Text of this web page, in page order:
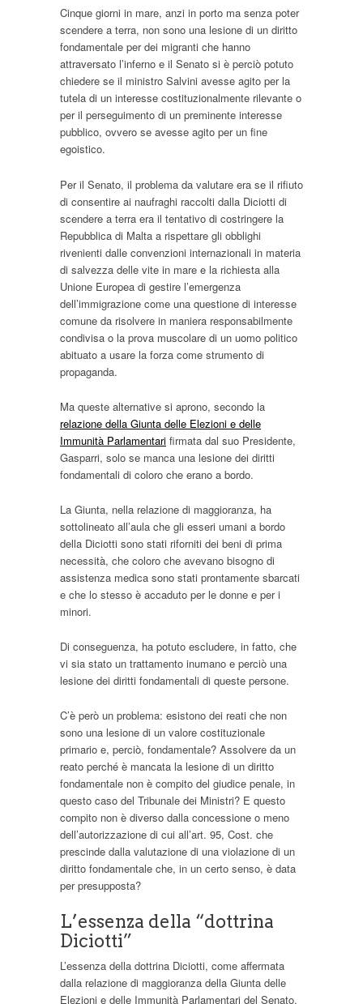
Cinque giorni in mare, anzi in porto ma senza poter
scendere a terra, non sono una lesione di un diritto
fondamentale per dei migranti che hanno
attraversato l’inferno e il Senato si è perciò potuto
chiedere se il ministro Salvini avesse agito per la
tutela di un interesse costituzionalmente rilevante o
per il perseguimento di un preminente interesse
pubblico, ovvero se avesse agito per un fine
egoistico.
Per il Senato, il problema da valutare era se il rifiuto
di consentire ai naufraghi raccolti dalla Diciotti di
scendere a terra era il tentativo di costringere la
Repubblica di Malta a rispettare gli obblighi
rivenienti dalle convenzioni internazionali in materia
di salvezza delle vite in mare e la richiesta alla
Unione Europea di gestire l’emergenza
dell’immigrazione come una questione di interesse
comune da risolvere in maniera responsabilmente
condivisa o la prova muscolare di un uomo politico
abituato a usare la forza come strumento di
propaganda.
Ma queste alternative si aprono, secondo la
relazione della Giunta delle Elezioni e delle
Immunità Parlamentari firmata dal suo Presidente,
Gasparri, solo se manca una lesione dei diritti
fondamentali di coloro che erano a bordo.
La Giunta, nella relazione di maggioranza, ha
sottolineato all’aula che gli esseri umani a bordo
della Diciotti sono stati riforniti dei beni di prima
necessità, che coloro che avevano bisogno di
assistenza medica sono stati prontamente sbarcati
e che lo stesso è accaduto per le donne e per i
minori.
Di conseguenza, ha potuto escludere, in fatto, che
vi sia stato un trattamento inumano e perciò una
lesione dei diritti fondamentali di queste persone.
C’è però un problema: esistono dei reati che non
sono una lesione di un valore costituzionale
primario e, perciò, fondamentale? Assolvere da un
reato perché è mancata la lesione di un diritto
fondamentale non è compito del giudice penale, in
questo caso del Tribunale dei Ministri? E questo
compito non è diverso dalla concessione o meno
dell’autorizzazione di cui all’art. 95, Cost. che
prescinde dalla valutazione di una violazione di un
diritto fondamentale che, in un certo senso, è data
per presupposta?
L’essenza della “dottrina
Diciotti”
L’essenza della dottrina Diciotti, come affermata
dalla relazione di maggioranza della Giunta delle
Elezioni e delle Immunità Parlamentari del Senato,